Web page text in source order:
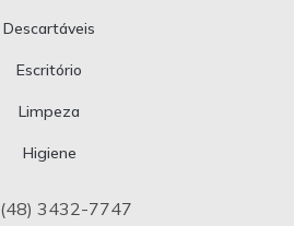
Descartáveis
Escritório
Limpeza
Higiene
(48) 3432-7747